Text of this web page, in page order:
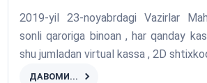
2019-yil 23-noyabrdagi Vazirlar
sonli qaroriga binoan , har qanday
shu jumladan virtual kassa , 2D
ДАВОМИ...